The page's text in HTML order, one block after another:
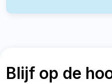
Blijf op de